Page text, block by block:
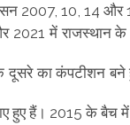
2007, 10, 14 और
में राजस्थान के
दूसरे का कंपटीशन
हुए हैं। 2015 के बैच